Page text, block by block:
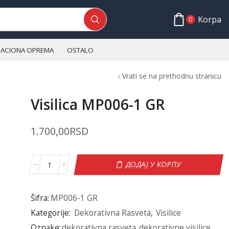
0 Korpa
OPREMA OSTALO
Vrati se na prethodnu stranicu
Visilica MP006-1 GR
1.700,00RSD
ДОДАЈ У КОРПУ
Šifra: MP006-1 GR
Kategorije: Dekorativna Rasveta, Visilice